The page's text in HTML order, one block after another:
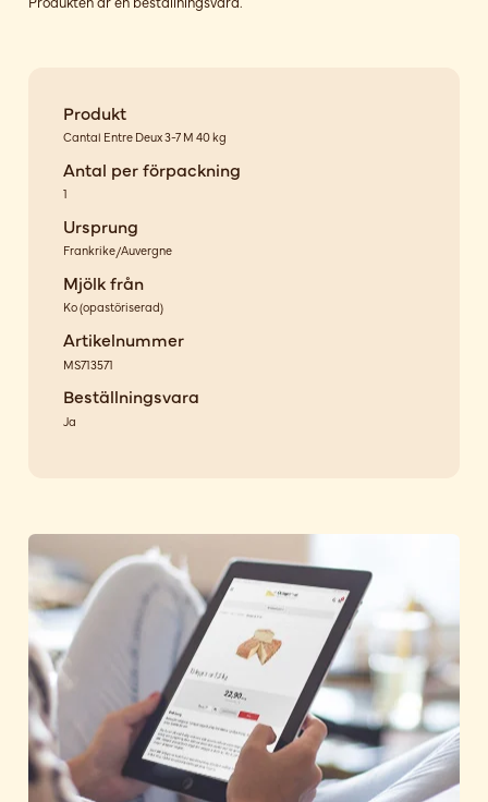
Produkt
Cantal Entre Deux 3-7 M 40 kg
Antal per förpackning
1
Ursprung
Frankrike/Auvergne
Mjölk från
Ko(opastöriserad)
Artikelnummer
MS713571
Beställningsvara
Ja